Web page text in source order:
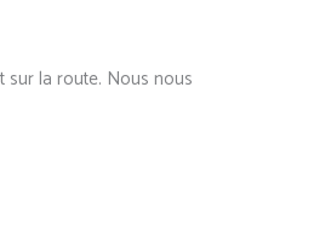
sur la route. Nous nous